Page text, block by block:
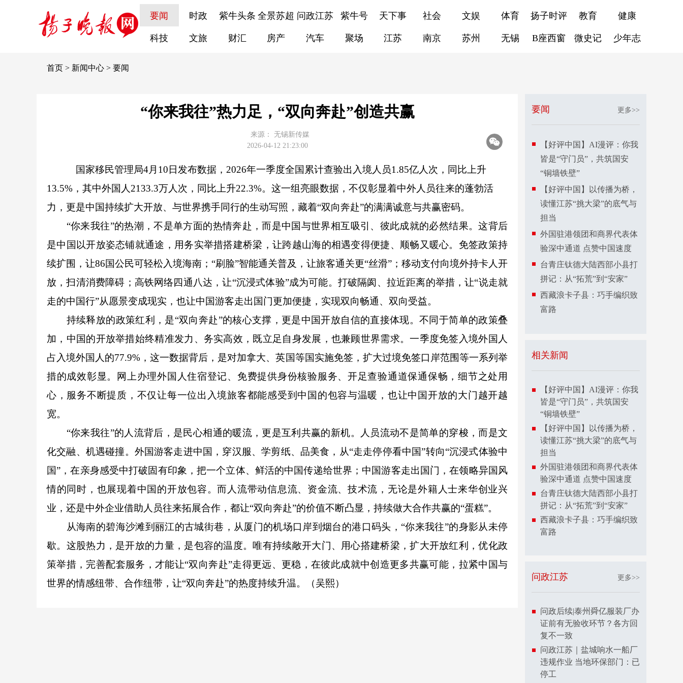
要闻 时政 紫牛头条 全景苏超 问政江苏 紫牛号 天下事 社会 文娱 体育 扬子时评 教育 健康
科技 文旅 财汇 房产 汽车 聚场 江苏 南京 苏州 无锡 B座西窗 微史记 少年志
首页 > 新闻中心 > 要闻
“你来我往”热力足，“双向奔赴”创造共赢
来源：
无锡新传媒
2026-04-12 21:23:00
国家移民管理局4月10日发布数据，2026年一季度全国累计查验出入境人员1.85亿人次，同比上升
13.5%，其中外国人2133.3万人次，同比上升22.3%。这一组亮眼数据，不仅彰显着中外人员往来的蓬勃活
力，更是中国持续扩大开放、与世界携手同行的生动写照，藏着“双向奔赴”的满满诚意与共赢密码。
“你来我往”的热潮，不是单方面的热情奔赴，而是中国与世界相互吸引、彼此成就的必然结果。这背后
是中国以开放姿态铺就通途，用务实举措搭建桥梁，让跨越山海的相遇变得便捷、顺畅又暖心。免签政策持
续扩围，让86国公民可轻松入境海南；“刷脸”智能通关普及，让旅客通关更“丝滑”；移动支付向境外持卡人开
放，扫清消费障碍；高铁网络四通八达，让“沉浸式体验”成为可能。打破隔阂、拉近距离的举措，让“说走就
走的中国行”从愿景变成现实，也让中国游客走出国门更加便捷，实现双向畅通、双向受益。
持续释放的政策红利，是“双向奔赴”的核心支撑，更是中国开放自信的直接体现。不同于简单的政策叠
加，中国的开放举措始终精准发力、务实高效，既立足自身发展，也兼顾世界需求。一季度免签入境外国人
占入境外国人的77.9%，这一数据背后，是对加拿大、英国等国实施免签，扩大过境免签口岸范围等一系列举
措的成效彰显。网上办理外国人住宿登记、免费提供身份核验服务、开足查验通道保通保畅，细节之处用
心，服务不断提质，不仅让每一位出入境旅客都能感受到中国的包容与温暖，也让中国开放的大门越开越
宽。
“你来我往”的人流背后，是民心相通的暖流，更是互利共赢的新机。人员流动不是简单的穿梭，而是文
化交融、机遇碰撞。外国游客走进中国，穿汉服、学剪纸、品美食，从“走走停停看中国”转向“沉浸式体验中
国”，在亲身感受中打破固有印象，把一个立体、鲜活的中国传递给世界；中国游客走出国门，在领略异国风
情的同时，也展现着中国的开放包容。而人流带动信息流、资金流、技术流，无论是外籍人士来华创业兴
业，还是中外企业借助人员往来拓展合作，都让“双向奔赴”的价值不断凸显，持续做大合作共赢的“蛋糕”。
从海南的碧海沙滩到丽江的古城街巷，从厦门的机场口岸到烟台的港口码头，“你来我往”的身影从未停
歇。这股热力，是开放的力量，是包容的温度。唯有持续敞开大门、用心搭建桥梁，扩大开放红利，优化政
策举措，完善配套服务，才能让“双向奔赴”走得更远、更稳，在彼此成就中创造更多共赢可能，拉紧中国与
世界的情感纽带、合作纽带，让“双向奔赴”的热度持续升温。（吴熙）
要闻 更多>>
【好评中国】AI漫评：你我
皆是“守门员”，共筑国安
“铜墙铁壁”
【好评中国】以传播为桥，
读懂江苏“挑大梁”的底气与
担当
外国驻港领团和商界代表体
验深中通道 点赞中国速度
台青庄钛德大陆西部小县打
拼记：从“拓荒”到“安家”
西藏浪卡子县：巧手编织致
富路
相关新闻
【好评中国】AI漫评：你我
皆是“守门员”，共筑国安
“铜墙铁壁”
【好评中国】以传播为桥，
读懂江苏“挑大梁”的底气与
担当
外国驻港领团和商界代表体
验深中通道 点赞中国速度
台青庄钛德大陆西部小县打
拼记：从“拓荒”到“安家”
西藏浪卡子县：巧手编织致
富路
问政江苏 更多>>
问政后续|泰州舜亿服装厂办
证前有无验收环节？各方回
复不一致
问政江苏｜盐城响水一船厂
违规作业 当地环保部门：已
停工